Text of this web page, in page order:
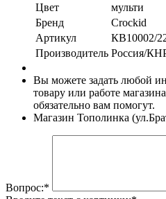
Цвет
мульти
Бренд
Crockid
Артикул
КВ10002/
Производитель Россия/
Вы можете задать любой
товару или работе
обязательно вам помогут.
Магазин Тополинка
Вопрос:*